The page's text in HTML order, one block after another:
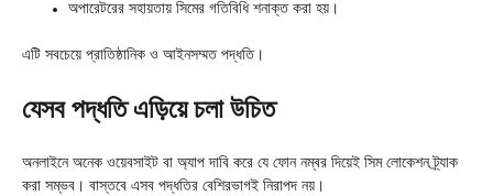
অপারেটরের সহায়তায় সিমের গতিবিধি শনাক্ত করা হয়।
এটি সবচেয়ে প্রাতিষ্ঠানিক ও আইনসম্মত পদ্ধতি।
যেসব পদ্ধতি এড়িয়ে চলা উচিত
অনলাইনে অনেক ওয়েবসাইট বা অ্যাপ দাবি করে যে ফোন নম্বর দিয়েই সিম লোকেশন ট্র্যাক
করা সম্ভব। বাস্তবে এসব পদ্ধতির বেশিরভাগই নিরাপদ নয়।